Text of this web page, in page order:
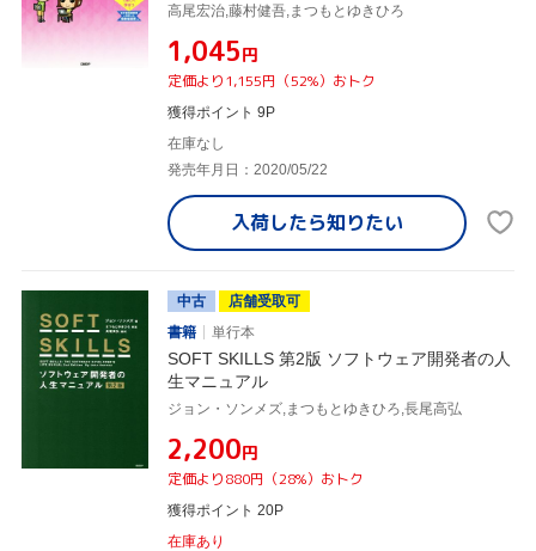
高尾宏治,藤村健吾,まつもとゆきひろ
¥1,045円
定価より1,155円（52%）おトク
獲得ポイント 9P
在庫なし
発売年月日：2020/05/22
入荷したら知りたい
中古
店舗受取可
書籍
単行本
SOFT SKILLS 第2版 ソフトウェア開発者の人
生マニュアル
ジョン・ソンメズ,まつもとゆきひろ,長尾高弘
¥2,200円
定価より880円（28%）おトク
獲得ポイント 20P
在庫あり